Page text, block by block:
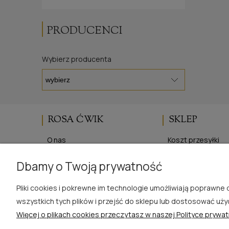
PRODUCENCI
Wybierz producenta
ROSA ĆWIK
O nas
Opinie Trustmate
SKLEP
Koszt przesyłki
Dbamy o Twoją prywatność
Pliki cookies i pokrewne im technologie umożliwiają
wszystkich tych plików i przejść do sklepu lub dostosować
Więcej o plikach cookies przeczytasz w naszej Polityce